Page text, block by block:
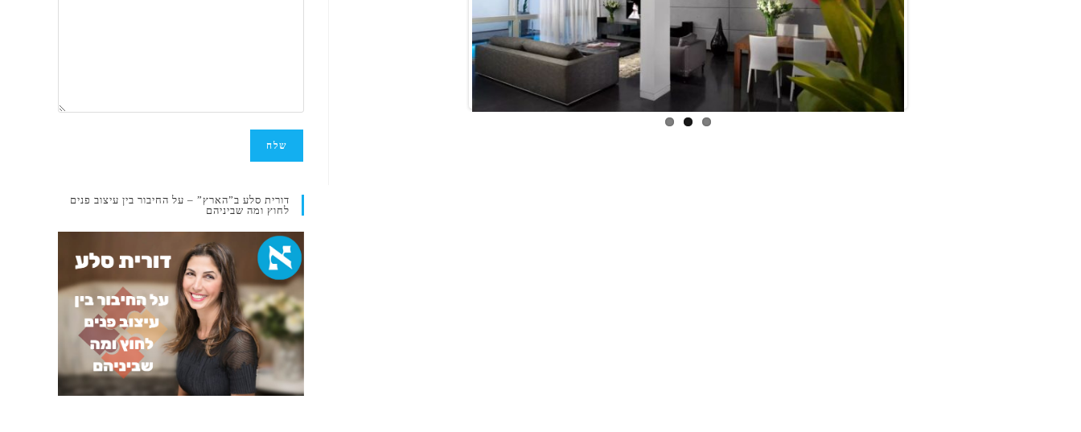
דורית סלע ב”הארץ” – על החיבור בין עיצוב פנים
לחוץ ומה שביניהם